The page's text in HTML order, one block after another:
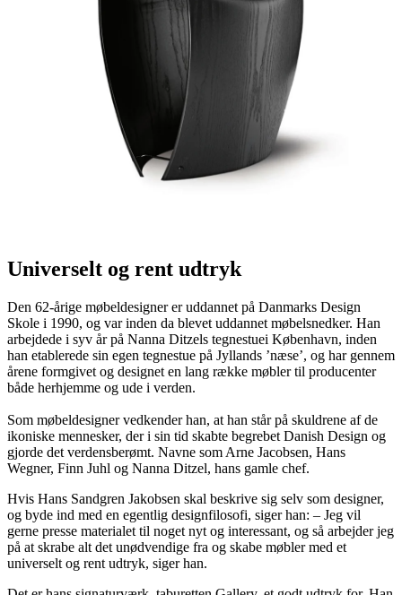
Universelt og rent udtryk
Den 62-årige møbeldesigner er uddannet på Danmarks Design
Skole i 1990, og var inden da blevet uddannet møbelsnedker. Han
arbejdede i syv år på Nanna Ditzels tegnestuei København, inden
han etablerede sin egen tegnestue på Jyllands ’næse’, og har gennem
årene formgivet og designet en lang række møbler til producenter
både herhjemme og ude i verden.
Som møbeldesigner vedkender han, at han står på skuldrene af de
ikoniske mennesker, der i sin tid skabte begrebet Danish Design og
gjorde det verdensberømt. Navne som Arne Jacobsen, Hans
Wegner, Finn Juhl og Nanna Ditzel, hans gamle chef.
Hvis Hans Sandgren Jakobsen skal beskrive sig selv som designer,
og byde ind med en egentlig designfilosofi, siger han: – Jeg vil
gerne presse materialet til noget nyt og interessant, og så arbejder jeg
på at skrabe alt det unødvendige fra og skabe møbler med et
universelt og rent udtryk, siger han.